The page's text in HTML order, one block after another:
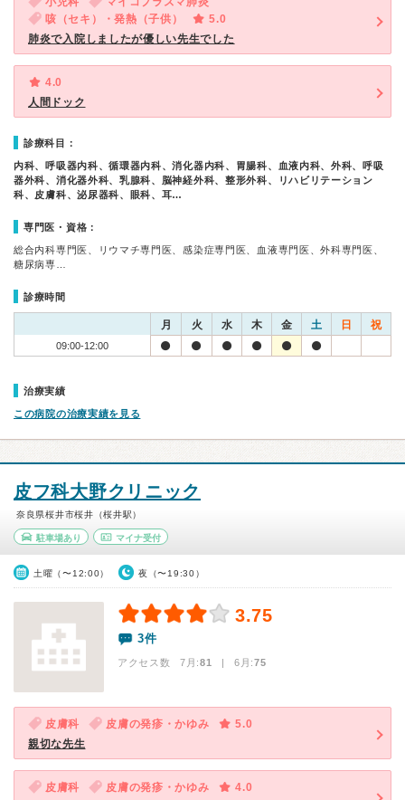
咳（セキ）・発熱（子供）
5.0
肺炎で入院しましたが優しい先生でした
4.0
人間ドック
診療科目：
内科、呼吸器内科、循環器内科、消化器内科、胃腸科、血液内科、外科、呼吸
器外科、消化器外科、乳腺科、脳神経外科、整形外科、リハビリテーション
科、皮膚科、泌尿器科、眼科、耳…
専門医・資格：
総合内科専門医、リウマチ専門医、感染症専門医、血液専門医、外科専門医、
糖尿病専…
診療時間
月 火 水 木 金 土 日 祝
09:00-12:00
治療実績
この病院の治療実績を見る
皮フ科大野クリニック
奈良県桜井市桜井（桜井駅）
駐車場あり マイナ受付
土曜（〜12:00） 夜（〜19:30）
3.75
3件
アクセス数 7月:81 | 6月:75
皮膚科 皮膚の発疹・かゆみ
5.0
親切な先生
皮膚科 皮膚の発疹・かゆみ
4.0